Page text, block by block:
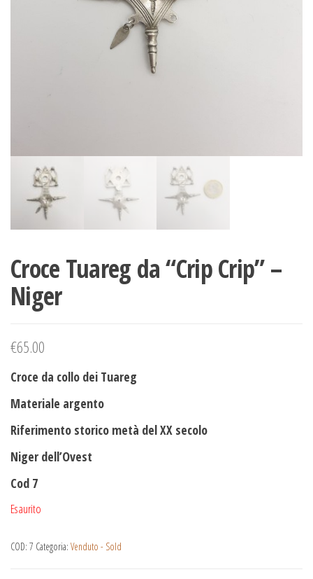
Croce Tuareg da “Crip Crip” –
Niger
€65.00
Croce da collo dei Tuareg
Materiale argento
Riferimento storico metà del XX secolo
Niger dell’Ovest
Cod 7
Esaurito
COD: 7 Categoria: Venduto - Sold